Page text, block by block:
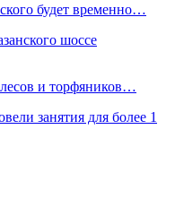
будет временно…
шоссе
и торфяников…
занятия для более 1